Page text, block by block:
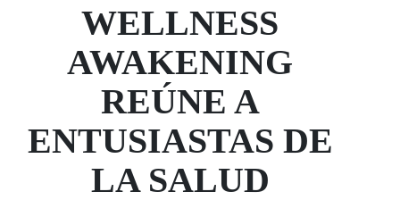
WELLNESS
AWAKENING
REÚNE A
ENTUSIASTAS DE
LA SALUD